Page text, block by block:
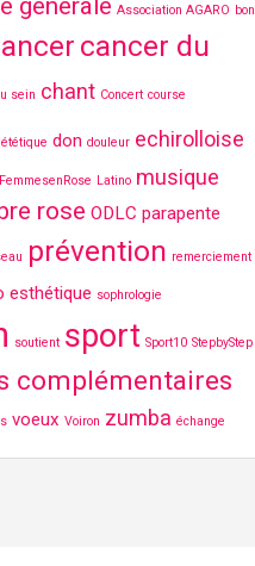
générale Association AGARO bon
cancer du
sein chant Concert course
don douleur echirolloise
FemmesenRose Latino musique
rose ODLC parapente
prévention remerciement
esthétique sophrologie
soutient sport Sport10 StepbyStep
complémentaires
voeux Voiron zumba échange